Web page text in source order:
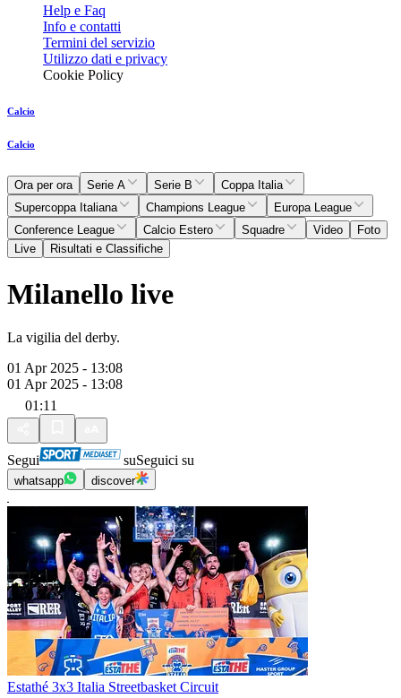
Help e Faq
Info e contatti
Termini del servizio
Utilizzo dati e privacy
Cookie Policy
Calcio
Calcio
Ora per ora Serie A Serie B
Coppa Italia
Supercoppa Italiana
Champions League
Europa League
Conference League
Calcio Estero Squadre Video
Foto
Live
Risultati e Classifiche
Milanello live
La vigilia del derby.
01 Apr 2025 - 13:08
01 Apr 2025 - 13:08
01:11
Segui suSeguici su
whatsapp discover
Estathé 3x3 Italia Streetbasket Circuit